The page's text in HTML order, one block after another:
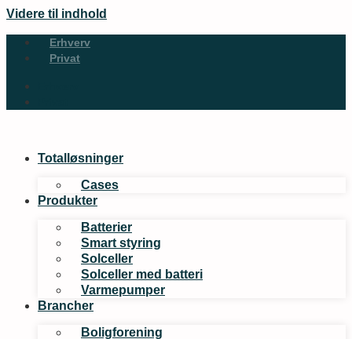
Videre til indhold
Erhverv
Privat
Totalløsninger
Cases
Produkter
Batterier
Smart styring
Solceller
Solceller med batteri
Varmepumper
Brancher
Boligforening